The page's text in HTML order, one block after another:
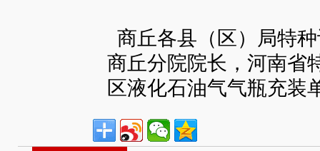
商丘各县（区）局特
商丘分院院长，河南省
区液化石油气气瓶充装